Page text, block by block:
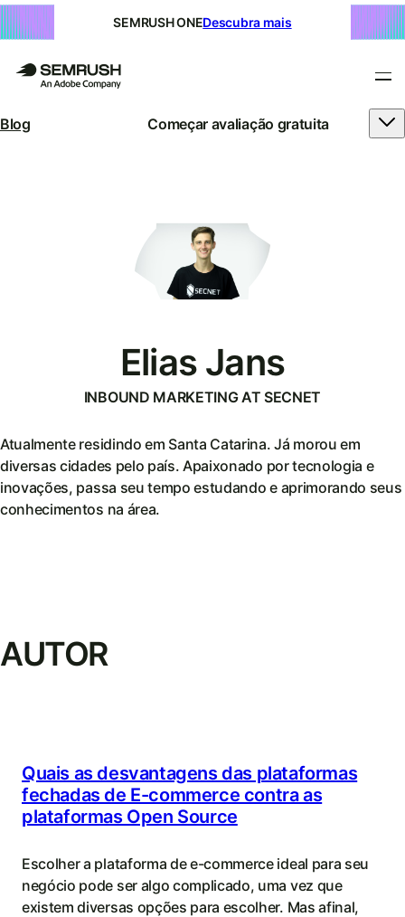
SEMRUSH ONEDescubra mais
Blog Começar avaliação gratuita
Elias Jans
INBOUND MARKETING AT SECNET
Atualmente residindo em Santa Catarina. Já morou em
diversas cidades pelo país. Apaixonado por tecnologia e
inovações, passa seu tempo estudando e aprimorando seus
conhecimentos na área.
AUTOR
Quais as desvantagens das plataformas
fechadas de E-commerce contra as
plataformas Open Source
Escolher a plataforma de e-commerce ideal para seu
negócio pode ser algo complicado, uma vez que
existem diversas opções para escolher. Mas afinal,